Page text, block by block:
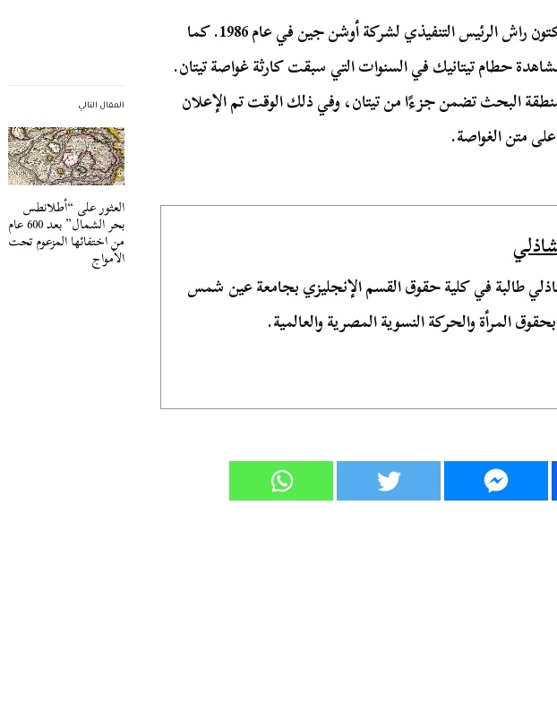
المقال التالي
العثور على “أطلانطس
بحر الشمال” بعد 600 عام
من اختفائها المزعوم تحت
الأمواج
تزوجت ويندي راش من ستوكتون راش الرئيس التنفيذي لشركة أوشن جين في عام 1986. كما
حطام تيتانيك في السنوات التي سبقت كارثة غواصة تيتان.
البحث تضمن جزءًا من تيتان، وفي ذلك الوقت تم الإعلان
متن الغواصة.
طالبة في كلية حقوق القسم الإنجليزي بجامعة عين شمس
المرأة والحركة النسوية المصرية والعالمية.